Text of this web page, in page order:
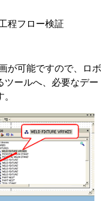
程フロー検証
が可能ですので、ロボ
ツールへ、必要なデー